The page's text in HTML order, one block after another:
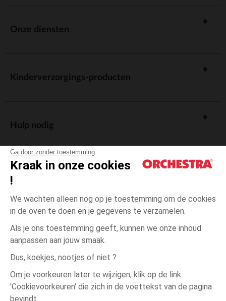
Ga door zonder toestemming
Kraak in onze cookies
!
We wachten alleen nog op je toestemming om de cookies
in de oven te doen en je gegevens te verzamelen.
Als je ons toestemming geeft, kunnen we onze inhoud
aanpassen aan jouw smaak.
Dus, koekjes, nootjes of niet ?
Om je voorkeuren later te wijzigen, klik op de link
'Cookievoorkeuren' die zich in de voettekst van de pagina
bevindt.
Beige Beige
3
Onze diensten
Kinderverzorgings-producten
Hulp nodig
Algemene verkoopsvoorwaarden
Wettelijke bepalingen
Persoonsgegevens